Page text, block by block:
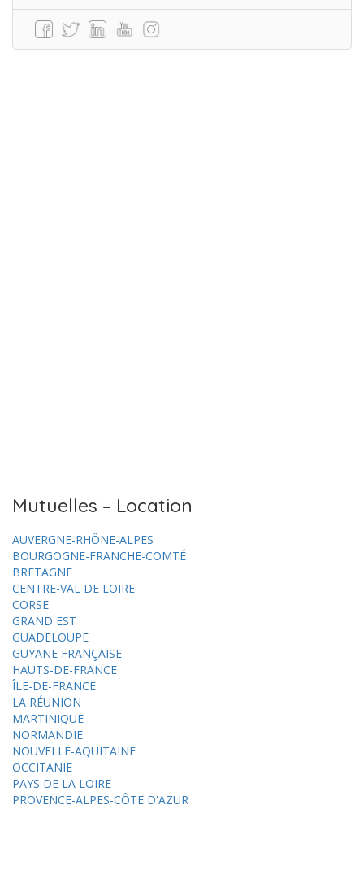
Mutuelles – Location
AUVERGNE-RHÔNE-ALPES
BOURGOGNE-FRANCHE-COMTÉ
BRETAGNE
CENTRE-VAL DE LOIRE
CORSE
GRAND EST
GUADELOUPE
GUYANE FRANÇAISE
HAUTS-DE-FRANCE
ÎLE-DE-FRANCE
LA RÉUNION
MARTINIQUE
NORMANDIE
NOUVELLE-AQUITAINE
OCCITANIE
PAYS DE LA LOIRE
PROVENCE-ALPES-CÔTE D'AZUR